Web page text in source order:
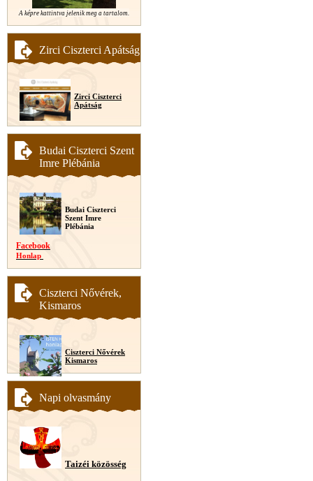
A képre kattintva jelenik meg a tartalom.
Zirci Ciszterci Apátság
Zirci Ciszterci
Apátság
Budai Ciszterci Szent
Imre Plébánia
Budai Ciszterci
Szent Imre
Plébánia
Facebook
Honlap
Ciszterci Nővérek,
Kismaros
Ciszterci Nővérek
Kismaros
Napi olvasmány
Taizéi közösség